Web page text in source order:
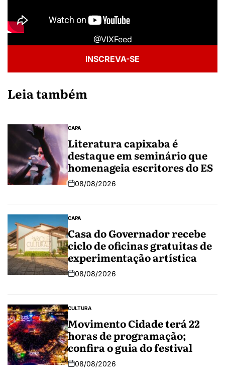
@VIXFeed
INSCREVA-SE
Leia também
CAPA
Literatura capixaba é
destaque em seminário que
homenageia escritores do ES
08/08/2026
CAPA
Casa do Governador recebe
ciclo de oficinas gratuitas de
experimentação artística
08/08/2026
CULTURA
Movimento Cidade terá 22
horas de programação;
confira o guia do festival
08/08/2026